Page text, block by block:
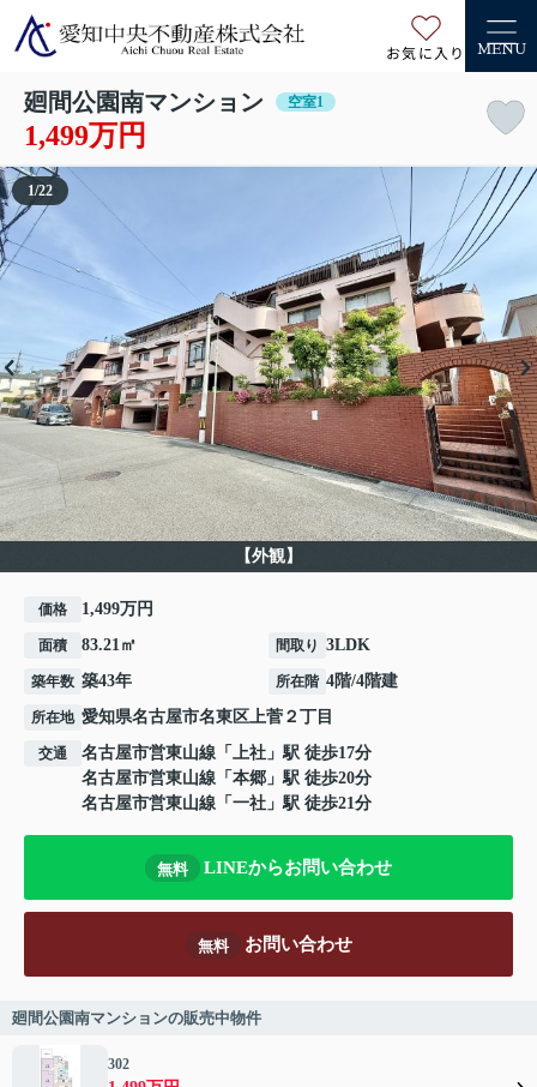
お気に入り MENU
廻間公園南マンション 空室1
1,499万円
【外観】
1/22
価格 1,499万円
面積 83.21㎡ 間取り 3LDK
築年数 築43年 所在階 4階/4階建
所在地 愛知県名古屋市名東区上菅 ２丁目
交通 名古屋市営東山線 「 上社 」駅 徒歩17分
名古屋市営東山線 「 本郷 」駅 徒歩20分
名古屋市営東山線 「 一社 」駅 徒歩21分
無料 LINEからお問い合わせ
無料 お問い合わせ
廻間公園南マンションの販売中物件
302